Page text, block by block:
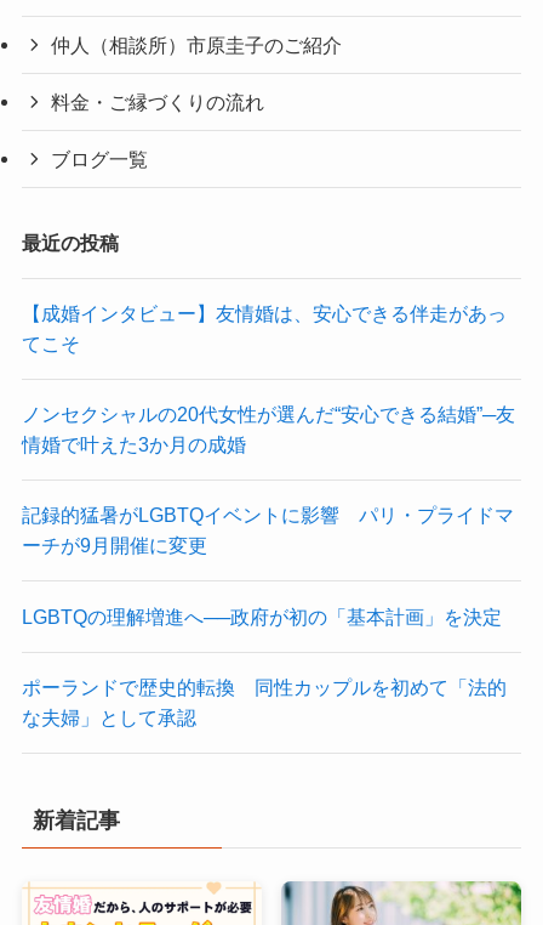
仲人（相談所）市原圭子のご紹介
料金・ご縁づくりの流れ
ブログ一覧
最近の投稿
【成婚インタビュー】友情婚は、安心できる伴走があっ
てこそ
ノンセクシャルの20代女性が選んだ“安心できる結婚”─友
情婚で叶えた3か月の成婚
記録的猛暑がLGBTQイベントに影響 パリ・プライドマ
ーチが9月開催に変更
LGBTQの理解増進へ──政府が初の「基本計画」を決定
ポーランドで歴史的転換 同性カップルを初めて「法的
な夫婦」として承認
新着記事